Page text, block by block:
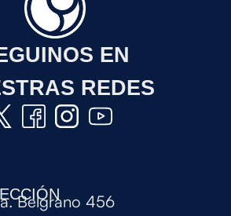
EN
REDES
Belgrano 456